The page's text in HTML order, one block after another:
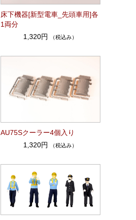
床下機器[新型電車_先頭車用]各
1両分
1,320円
（税込み）
AU75Sクーラー4個入り
1,320円
（税込み）